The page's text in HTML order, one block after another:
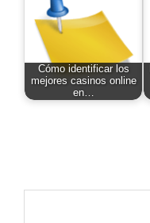
Cómo identificar los
mejores casinos online
en…